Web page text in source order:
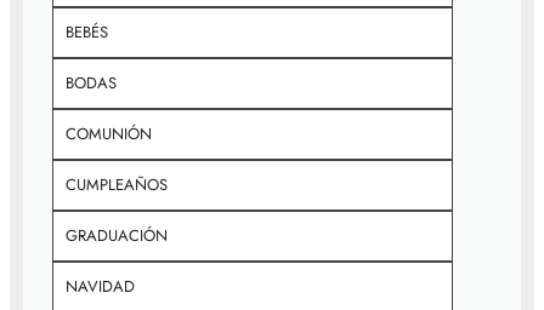
BEBÉS
BODAS
COMUNIÓN
CUMPLEAÑOS
GRADUACIÓN
NAVIDAD